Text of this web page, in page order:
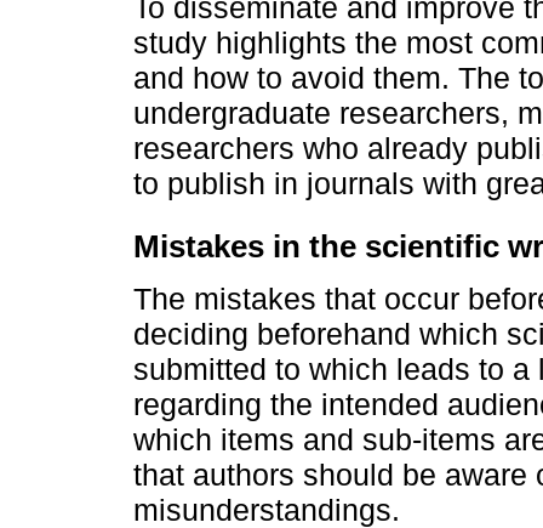
To disseminate and improve
study highlights the most
and how to avoid them. The
undergraduate researchers,
researchers who already
to publish in journals with
Mistakes in the scientific
The mistakes that occur
deciding beforehand which
submitted to which leads to
regarding the intended
which items and sub-items
that authors should be aware
misunderstandings.